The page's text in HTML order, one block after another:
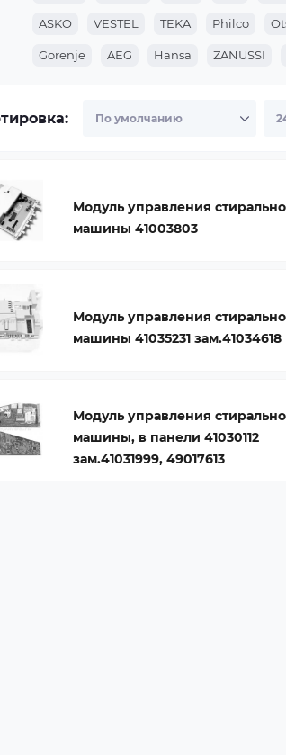
ASKO VESTEL TEKA Philco
Gorenje AEG Hansa ZANUSSI
Модуль управления
машины 41003803
Модуль управления
машины 41035231 зам.41034618
Модуль управления
машины, в панели 41030112
зам.41031999, 49017613